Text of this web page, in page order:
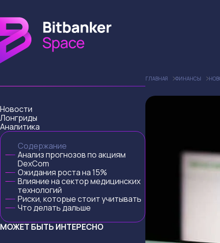
Новости
Лонгриды
Аналитика
Содержание
Анализ прогнозов по акциям
DexCom
Ожидания роста на 15%
Влияние на сектор медицинских
технологий
Риски, которые стоит учитывать
Что делать дальше
МОЖЕТ БЫТЬ ИНТЕРЕСНО
ГЛАВНАЯ ФИНАНСЫ